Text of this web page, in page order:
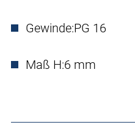
Gewinde:PG 16
Maß H:6 mm